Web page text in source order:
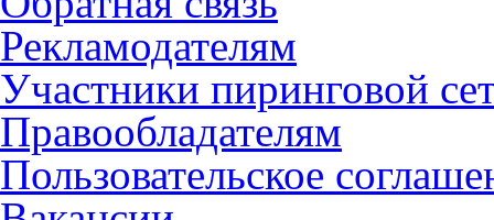
Рекламодателям
Участники пиринговой
Правообладателям
Пользовательское